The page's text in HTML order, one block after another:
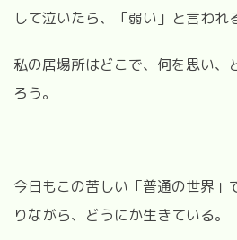
して泣いたら、「弱い」と言われ
私の居場所はどこで、何を思い、
ろう。
今日もこの苦しい「普通の世界」
りながら、どうにか生きている。